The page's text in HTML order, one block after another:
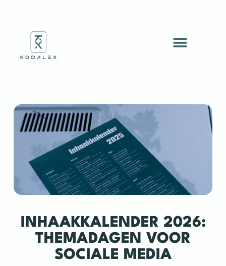
INHAAKKALENDER 2026:
THEMADAGEN VOOR
SOCIALE MEDIA